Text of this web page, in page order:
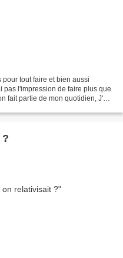
tout faire et bien aussi
pas l'impression de faire plus que
fait partie de mon quotidien, J'ai
?